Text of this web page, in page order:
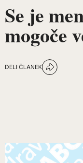
Se je
mogoče
DELI ČLANEK